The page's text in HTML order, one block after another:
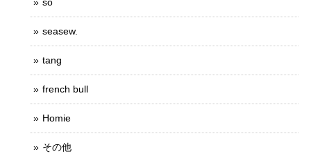
seasew.
tang
french bull
Homie
その他